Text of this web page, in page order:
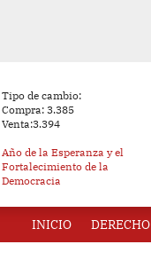
Tipo de cambio:
Compra: 3.385
Venta:3.394
Año de la Esperanza y el
Fortalecimiento de la
Democracia
INICIO DERECHO